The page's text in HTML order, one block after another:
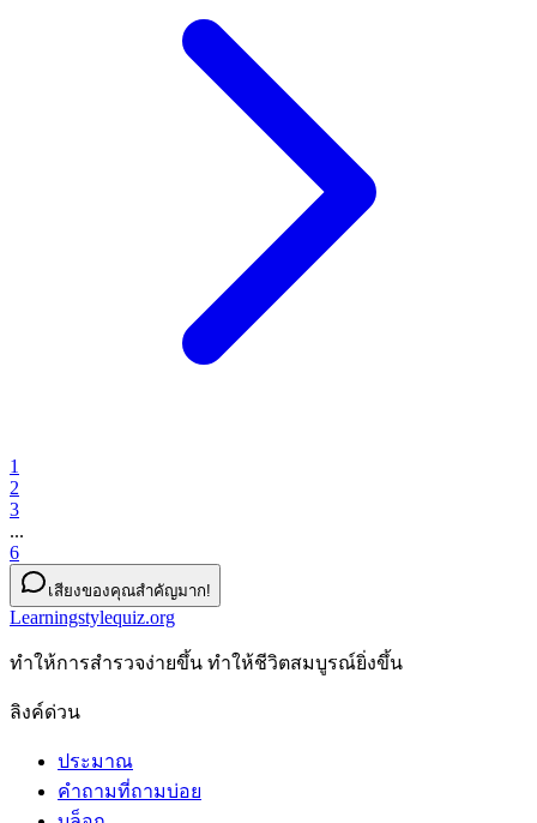
1
2
3
...
6
เสียงของคุณสำคัญมาก!
Learningstylequiz.org
ทําให้การสํารวจง่ายขึ้น ทําให้ชีวิตสมบูรณ์ยิ่งขึ้น
ลิงค์ด่วน
ประมาณ
คำถามที่ถามบ่อย